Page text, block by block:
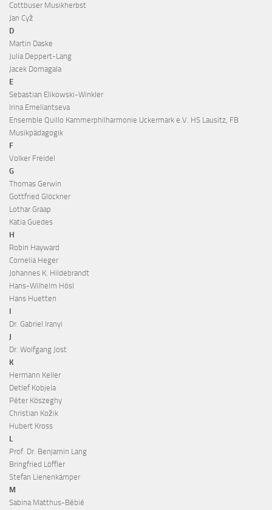
Cottbuser Musikherbst
Jan Cyž
D
Martin Daske
Julia Deppert-Lang
Jacek Domagala
E
Sebastian Elikowski-Winkler
Irina Emeliantseva
Ensemble Quillo Kammerphilharmonie Uckermark e.V. HS Lausitz, FB
Musikpädagogik
F
Volker Freidel
G
Thomas Gerwin
Gottfried Glöckner
Lothar Graap
Katia Guedes
H
Robin Hayward
Cornelia Heger
Johannes K. Hildebrandt
Hans-Wilhelm Hösl
Hans Huetten
I
Dr. Gabriel Iranyi
J
Dr. Wolfgang Jost
K
Hermann Keller
Detlef Kobjela
Péter Köszeghy
Christian Kožik
Hubert Kross
L
Prof. Dr. Benjamin Lang
Bringfried Löffler
Stefan Lienenkämper
M
Sabina Matthus-Bébié